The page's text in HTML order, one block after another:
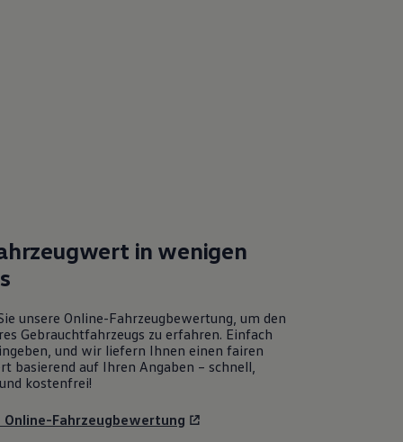
in wenigen
unsere Online-Fahrzeugbewertung, um den
Gebrauchtfahrzeugs zu erfahren. Einfach
und wir liefern Ihnen einen fairen
basierend auf Ihren Angaben – schnell,
kostenfrei!
Online-Fahrzeugbewertung